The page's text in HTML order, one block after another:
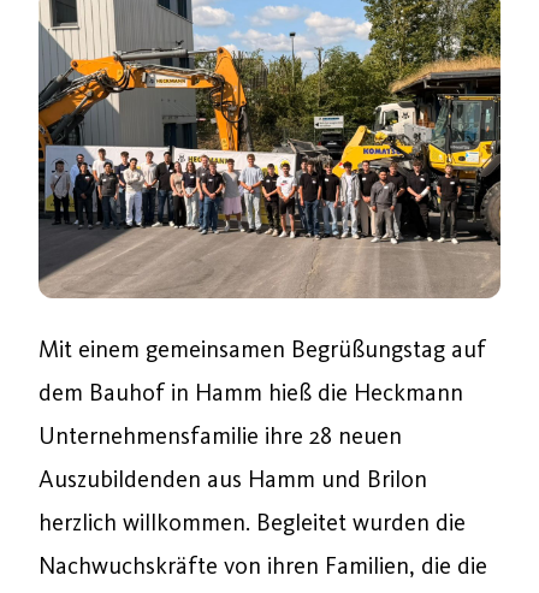
Mit einem gemeinsamen Begrüßungstag auf
dem Bauhof in Hamm hieß die Heckmann
Unternehmensfamilie ihre 28 neuen
Auszubildenden aus Hamm und Brilon
herzlich willkommen. Begleitet wurden die
Nachwuchskräfte von ihren Familien, die die